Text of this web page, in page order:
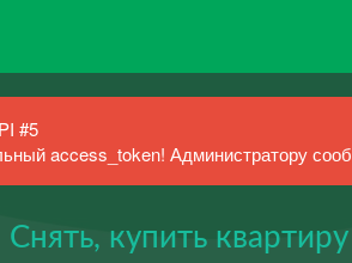
#5
access_token! Администратору
Снять, купить